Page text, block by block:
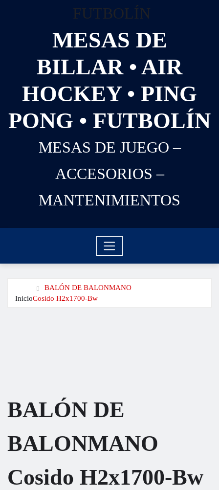
MESAS DE
BILLAR • AIR
HOCKEY • PING
PONG • FUTBOLÍN
MESAS DE JUEGO –
ACCESORIOS –
MANTENIMIENTOS
Inicio
BALÓN DE BALONMANO
Cosido H2x1700-Bw
BALÓN DE
BALONMANO
Cosido H2x1700-Bw